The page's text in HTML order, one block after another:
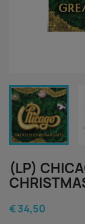
(LP)
€ 34,50